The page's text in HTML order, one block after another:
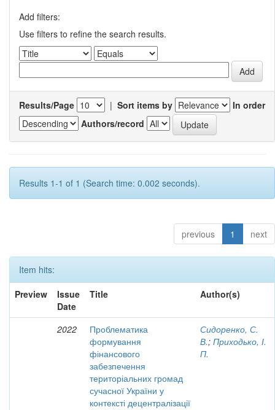
Add filters:
Use filters to refine the search results.
Results/Page | Sort items by
In order
Authors/record
Results 1-1 of 1 (Search time: 0.002 seconds).
previous 1 next
Item hits:
Preview
Issue
Date
Title Author(s)
2022
Проблематика
формування
фінансового
забезпечення
територіальних громад
сучасної України у
контексті децентралізації
Сидоренко, С.
В.; Приходько, І.
П.